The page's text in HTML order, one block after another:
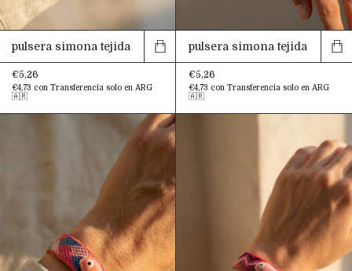
pulsera simona tejida
€5,26
€4,73 con Transferencia solo en ARG
🇦🇷
pulsera simona tejida
€5,26
€4,73 con Transferencia solo en ARG
🇦🇷